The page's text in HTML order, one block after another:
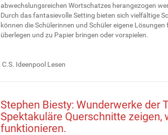
abwechslungsreichen Wortschatzes herangezogen
Durch das fantasievolle Setting bieten sich vielfältige
können die Schülerinnen und Schüler eigene
überlegen und zu Papier bringen oder vorspielen.
C.S. Ideenpool Lesen
Stephen Biesty: Wunderwerke der
Spektakuläre Querschnitte zeigen,
funktionieren.